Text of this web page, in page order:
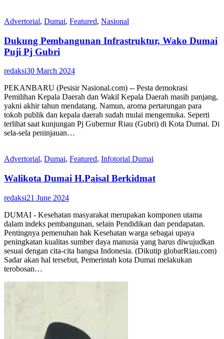
Advertorial, Dumai, Featured, Nasional
Dukung Pembangunan Infrastruktur, Wako Dumai
Puji Pj Gubri
redaksi30 March 2024
PEKANBARU (Pesisir Nasional.com) -- Pesta demokrasi
Pemilihan Kepala Daerah dan Wakil Kepala Daerah masih panjang,
yakni akhir tahun mendatang. Namun, aroma pertarungan para
tokoh publik dan kepala daerah sudah mulai mengemuka. Seperti
terlihat saat kunjungan Pj Gubernur Riau (Gubri) di Kota Dumai. Di
sela-sela peninjauan…
Advertorial, Dumai, Featured, Infotorial Dumai
Walikota Dumai H.Paisal Berkidmat
redaksi21 June 2024
DUMAI - Kesehatan masyarakat merupakan komponen utama
dalam indeks pembangunan, selain Pendidikan dan pendapatan.
Pentingnya pemenuhan hak Kesehatan warga sebagai upaya
peningkatan kualitas sumber daya manusia yang harus diwujudkan
sesuai dengan cita-cita bangsa Indonesia. (Dikutip globarRiau.com)
Sadar akan hal tersebut, Pemerintah kota Dumai melakukan
terobosan…